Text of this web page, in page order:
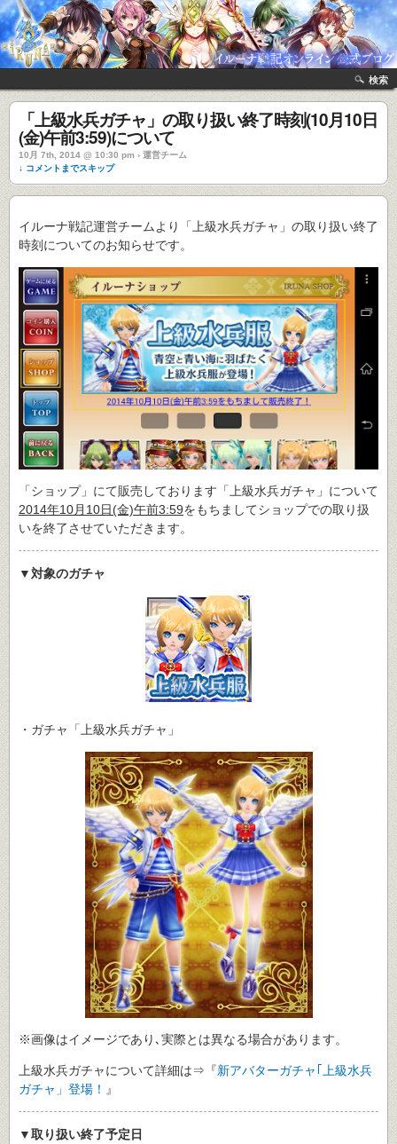
検索
「上級水兵ガチャ」の取り扱い終了時刻(10月10日
(金)午前3:59)について
10月 7th, 2014 @ 10:30 pm › 運営チーム
↓ コメントまでスキップ
イルーナ戦記運営チームより「上級水兵ガチャ」の取り扱い終了
時刻についてのお知らせです。
「ショップ」にて販売しております「上級水兵ガチャ」について
2014年10月10日(金)午前3:59をもちましてショップでの取り扱
いを終了させていただきます。
▼対象のガチャ
・ガチャ「上級水兵ガチャ」
※画像はイメージであり､実際とは異なる場合があります。
上級水兵ガチャについて詳細は⇒『新アバターガチャ｢上級水兵
ガチャ」登場！ 』
▼取り扱い終了予定日